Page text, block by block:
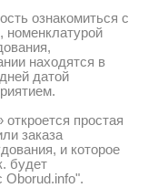
ознакомиться с
номенклатурой
находятся в
датой
простая
заказа
и которое
будет
Oborud.info".